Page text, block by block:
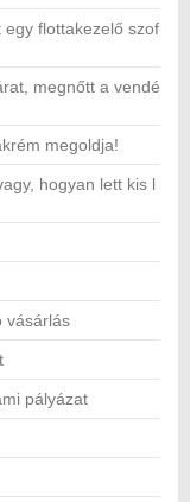
flottakezelő szof
megnőtt a vendé
megoldja!
hogyan lett kis l
vásárlás
pályázat